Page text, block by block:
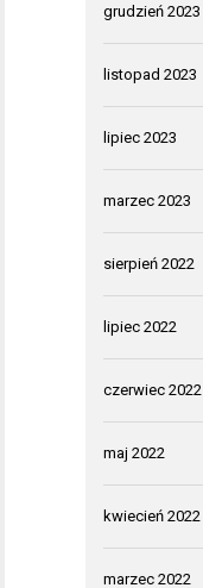
grudzień 2023
listopad 2023
lipiec 2023
marzec 2023
sierpień 2022
lipiec 2022
czerwiec 2022
maj 2022
kwiecień 2022
marzec 2022